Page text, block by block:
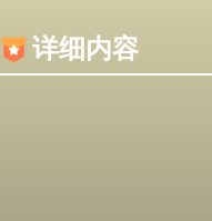
详细内容